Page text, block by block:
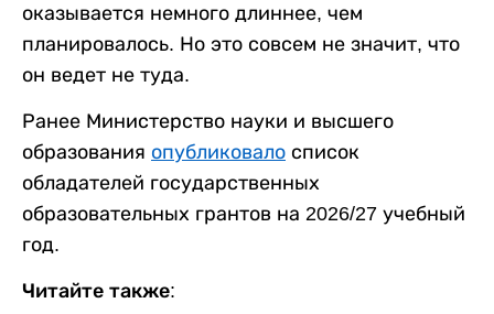
оказывается немного длиннее, чем
планировалось. Но это совсем не значит, что
он ведет не туда.
Ранее Министерство науки и высшего
образования опубликовало список
обладателей государственных
образовательных грантов на 2026/27 учебный
год.
Читайте также: